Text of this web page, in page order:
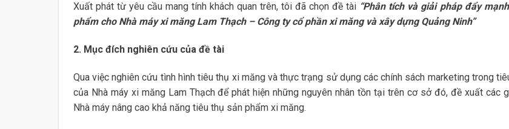
Xuất phát từ yêu cầu mang tính khách quan trên, tôi đã chọn đề tài “Phân tích và giải pháp đẩy
phẩm cho Nhà máy xi măng Lam Thạch – Công ty cổ phần xi măng và xây dựng Quảng Ninh”
2. Mục đích nghiên cứu của đề tài
Qua việc nghiên cứu tình hình tiêu thụ xi măng và thực trạng sử dụng các chính sách marketing trong
của Nhà máy xi măng Lam Thạch để phát hiện những nguyên nhân tồn tại trên cơ sở đó, đề xuất các
Nhà máy nâng cao khả năng tiêu thụ sản phẩm xi măng.